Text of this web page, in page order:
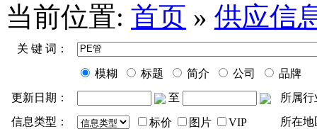
当前位置: 首页 » 供应信
关 键 词：
模糊 标题 简介 公司
品牌
更新日期：
至
所属行
信息类型：
标价 图片 VIP 所在地